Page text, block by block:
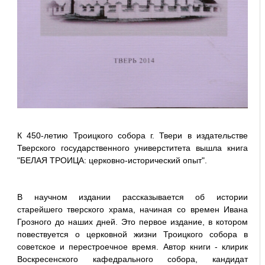
К 450-летию Троицкого собора г. Твери в издательстве
Тверского государственного универститета вышла книга
"БЕЛАЯ ТРОИЦА: церковно-исторический опыт".
В научном издании рассказывается об истории
старейшего тверского храма, начиная со времен Ивана
Грозного до наших дней. Это первое издание, в котором
повествуется о церковной жизни Троицкого собора в
советское и перестроечное время. Автор книги - клирик
Воскресенского кафедрального собора, кандидат